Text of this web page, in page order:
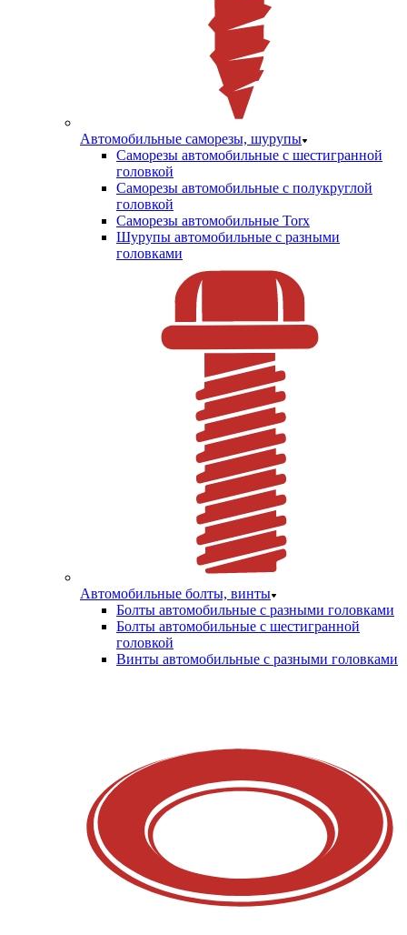
Автомобильные саморезы, шурупы
Саморезы автомобильные с шестигранной
головкой
Саморезы автомобильные с полукруглой
головкой
Саморезы автомобильные Torx
Шурупы автомобильные с разными
головками
Автомобильные болты, винты
Болты автомобильные с разными головками
Болты автомобильные с шестигранной
головкой
Винты автомобильные с разными головками